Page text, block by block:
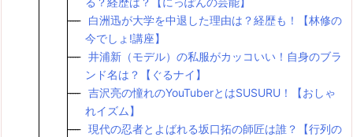
白洲迅が大学を中退した理由は？経歴も！【林修の
今でしょ!講座】
井浦新（モデル）の私服がカッコいい！自身のブラ
ンド名は？【ぐるナイ】
吉沢亮の憧れのYouTuberとはSUSURU！【おしゃ
れイズム】
現代の忍者とよばれる坂口拓の師匠は誰？【行列の